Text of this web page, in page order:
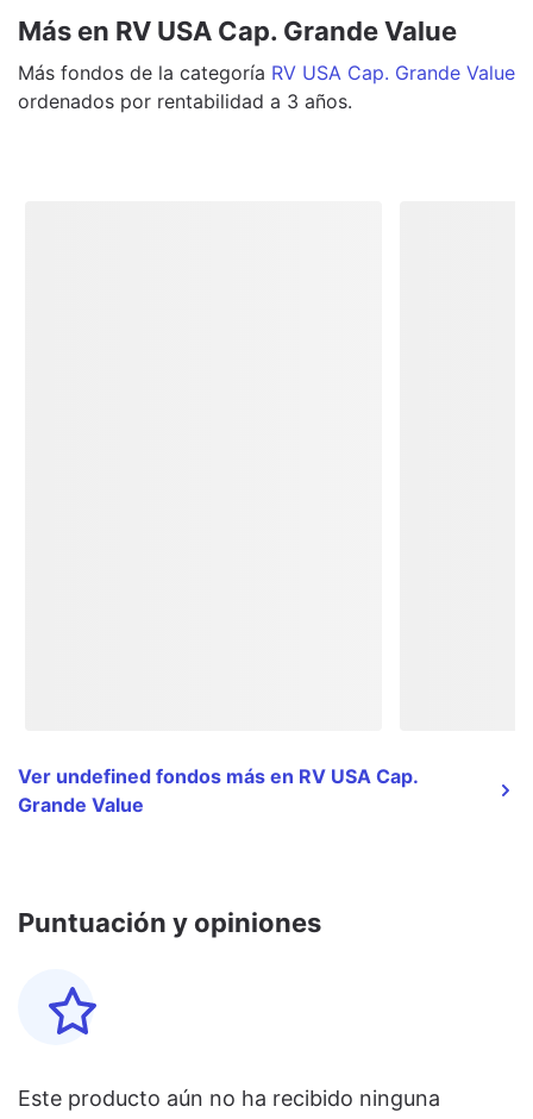
Más en RV USA Cap. Grande Value
Más fondos de la categoría RV USA Cap. Grande Value
ordenados por rentabilidad a 3 años.
Ver undefined fondos más en RV USA Cap.
Grande Value
Puntuación y opiniones
Este producto aún no ha recibido ninguna